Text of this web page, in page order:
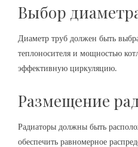
Выбор
Диаметр труб должен быть
теплоносителя и мощностью
эффективную циркуляцию.
Размещение
Радиаторы должны быть
обеспечить равномерное